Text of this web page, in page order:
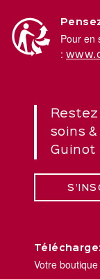
Pour en
:
soins
Guinot
Votre